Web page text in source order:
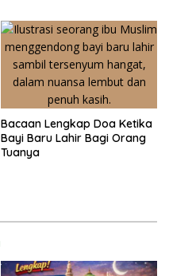
Bacaan Lengkap Doa Ketika
Bayi Baru Lahir Bagi Orang
Tuanya